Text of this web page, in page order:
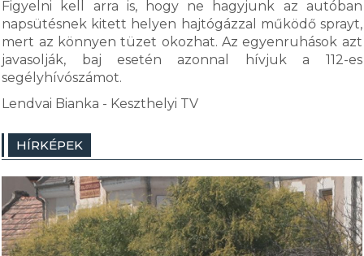
Figyelni kell arra is, hogy ne hagyjunk az autóban
napsütésnek kitett helyen hajtógázzal működő sprayt,
mert az könnyen tüzet okozhat. Az egyenruhások azt
javasolják, baj esetén azonnal hívjuk a 112-es
segélyhívószámot.
Lendvai Bianka - Keszthelyi TV
HÍRKÉPEK